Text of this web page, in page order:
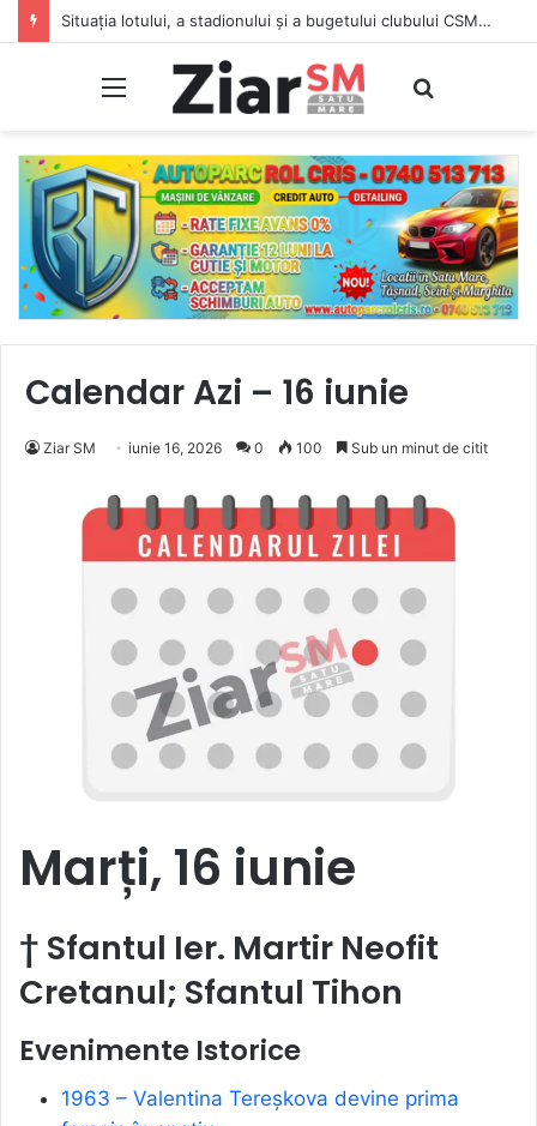
Situația lotului, a stadionului și a bugetului clubului CSM Olimpia Satu Mare. Vezi lotul complet
Meniu
Calendar Azi – 16 iunie
Ziar SM iunie 16, 2026 0 100 Sub un minut de citit
Marți, 16 iunie
† Sfantul Ier. Martir Neofit
Cretanul; Sfantul Tihon
Evenimente Istorice
1963 – Valentina Tereșkova devine prima